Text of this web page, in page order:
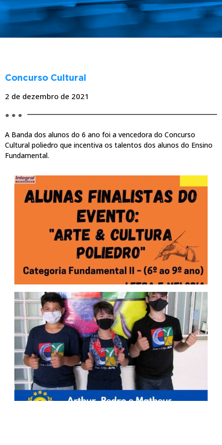
Concurso Cultural
2 de dezembro de 2021
● ● ●
A Banda dos alunos do 6 ano foi a vencedora do Concurso
Cultural poliedro que incentiva os talentos dos alunos do Ensino
Fundamental.